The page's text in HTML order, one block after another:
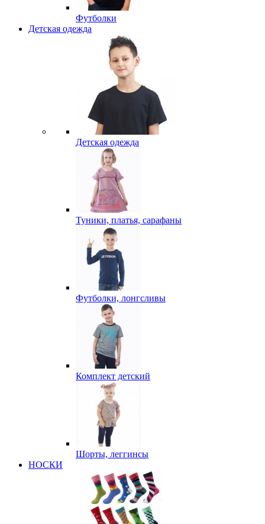
Футболки
Детская одежда
Детская одежда
Туники, платья, сарафаны
Футболки, лонгсливы
Комплект детский
Шорты, леггинсы
НОСКИ